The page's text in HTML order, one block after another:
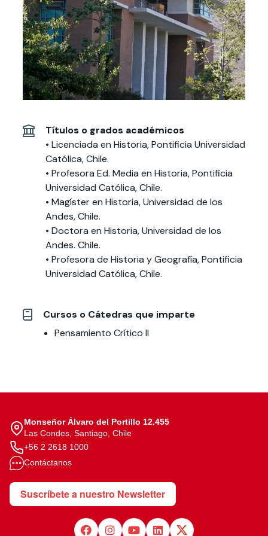
cursos
Especialidades y
estadías
Te puede
interesar:
International
students
Facultades
interesar:
2025
vinculación con la
sociedad
Extensión Cultural
Te puede interesar:Filantropía y Donaciones
intercambio
Servicios y apoyos
Te puede
interesar:
Explora el campus
Uandes
Noticias
estudiantiles
Títulos o grados académicos
• Licenciada en Historia, Pontificia Universidad
Católica, Chile.
• Profesora Ed. Media en Historia,Pontificia
Universidad Católica, Chile.
• Magíster en Historia, Universidad de los
Andes, Chile.
• Doctora en Historia, Universidad de los
Andes. Chile.
• Profesora de Historia y Geografía, Pontificia
Universidad Católica, Chile.
Cursos o Cátedras que imparte
Pensamiento Crítico II
Monseñor Álvaro del Portillo 12.455
Las Condes, Santiago, Chile
+56 2 2618 1000
Contáctanos
Suscríbete a nuestro Newsletter